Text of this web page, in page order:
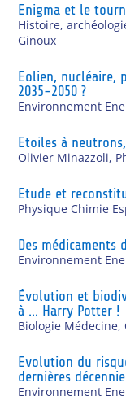
Enigma et le
Histoire,
Ginoux
Eolien, nucléaire,
2035-2050 ?
Environnement
Etoiles à
Olivier Minazzoli,
Etude et
Physique Chimie
Des médicaments
Environnement
Évolution et
à … Harry Potter !
Biologie Médecine,
Evolution du
dernières
Environnement